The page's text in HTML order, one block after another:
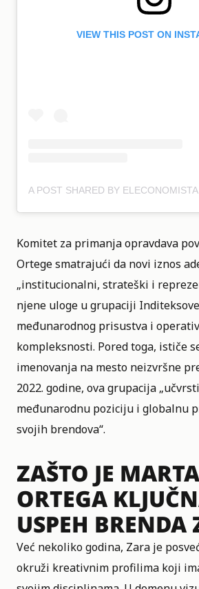
VIEW THIS POST ON
Komitet za primanja opravdava
Ortege smatrajući da novi iznos
„institucionalni, strateški i
njene uloge u grupaciji
međunarodnog prisustva i
kompleksnosti. Pored toga, ističe
imenovanja na mesto neizvršne
2022. godine, ova grupacija
međunarodnu poziciju i globalnu
svojih brendova“.
ZAŠTO JE MARTA
ORTEGA
USPEH BRENDA
Već nekoliko godina, Zara je
okruži kreativnim profilima koji